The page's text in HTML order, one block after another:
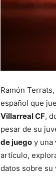
Ramón
español que
Villarreal CF,
pesar de su
de juego y una
artículo,
datos sobre su